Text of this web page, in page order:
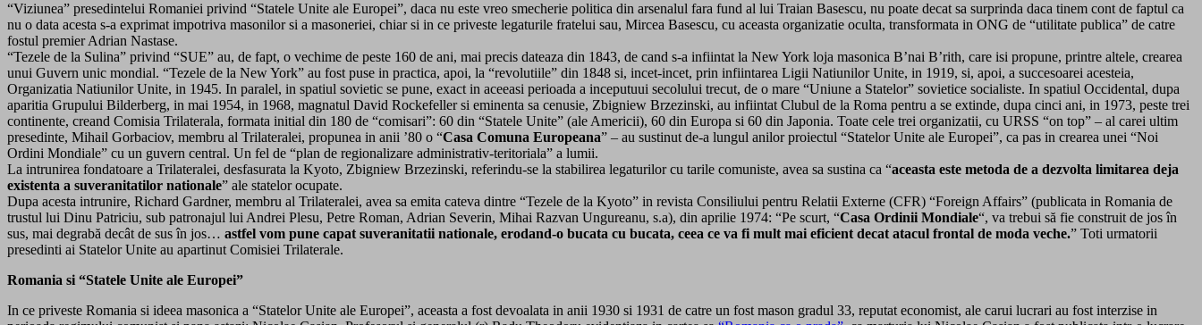
“Viziunea” presedintelui Romaniei privind “Statele Unite ale Europei”, daca nu este vreo smecherie politica din arsenalul fara fund al lui Traian Basescu, nu poate decat sa surprinda daca tinem cont de faptul ca
nu o data acesta s-a exprimat impotriva masonilor si a masoneriei, chiar si in ce priveste legaturile fratelui sau, Mircea Basescu, cu aceasta organizatie oculta, transformata in ONG de “utilitate publica” de catre
fostul premier Adrian Nastase.
“Tezele de la Sulina” privind “SUE” au, de fapt, o vechime de peste 160 de ani, mai precis dateaza din 1843, de cand s-a infiintat la New York loja masonica B’nai B’rith, care isi propune, printre altele, crearea
unui Guvern unic mondial. “Tezele de la New York” au fost puse in practica, apoi, la “revolutiile” din 1848 si, incet-incet, prin infiintarea Ligii Natiunilor Unite, in 1919, si, apoi, a succesoarei acesteia,
Organizatia Natiunilor Unite, in 1945. In paralel, in spatiul sovietic se pune, exact in aceeasi perioada a inceputuui secolului trecut, de o mare “Uniune a Statelor” sovietice socialiste. In spatiul Occidental, dupa
aparitia Grupului Bilderberg, in mai 1954, in 1968, magnatul David Rockefeller si eminenta sa cenusie, Zbigniew Brzezinski, au infiintat Clubul de la Roma pentru a se extinde, dupa cinci ani, in 1973, peste trei
continente, creand Comisia Trilaterala, formata initial din 180 de “comisari”: 60 din “Statele Unite” (ale Americii), 60 din Europa si 60 din Japonia. Toate cele trei organizatii, cu URSS “on top” – al carei ultim
presedinte, Mihail Gorbaciov, membru al Trilateralei, propunea in anii ’80 o “Casa Comuna Europeana” – au sustinut de-a lungul anilor proiectul “Statelor Unite ale Europei”, ca pas in crearea unei “Noi
Ordini Mondiale” cu un guvern central. Un fel de “plan de regionalizare administrativ-teritoriala” a lumii.
La intrunirea fondatoare a Trilateralei, desfasurata la Kyoto, Zbigniew Brzezinski, referindu-se la stabilirea legaturilor cu tarile comuniste, avea sa sustina ca “aceasta este metoda de a dezvolta limitarea deja
existenta a suveranitatilor nationale” ale statelor ocupate.
Dupa acesta intrunire, Richard Gardner, membru al Trilateralei, avea sa emita cateva dintre “Tezele de la Kyoto” in revista Consiliului pentru Relatii Externe (CFR) “Foreign Affairs” (publicata in Romania de
trustul lui Dinu Patriciu, sub patronajul lui Andrei Plesu, Petre Roman, Adrian Severin, Mihai Razvan Ungureanu, s.a), din aprilie 1974: “Pe scurt, “Casa Ordinii Mondiale“, va trebui să fie construit de jos în
sus, mai degrabă decât de sus în jos… astfel vom pune capat suveranitatii nationale, erodand-o bucata cu bucata, ceea ce va fi mult mai eficient decat atacul frontal de moda veche.” Toti urmatorii
presedinti ai Statelor Unite au apartinut Comisiei Trilaterale.
Romania si “Statele Unite ale Europei”
In ce priveste Romania si ideea masonica a “Statelor Unite ale Europei”, aceasta a fost devoalata in anii 1930 si 1931 de catre un fost mason gradul 33, reputat economist, ale carui lucrari au fost interzise in